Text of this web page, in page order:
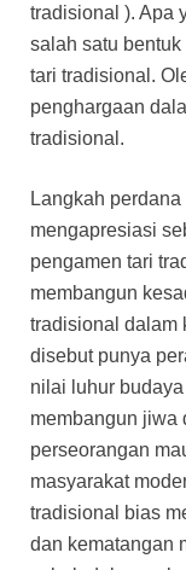
tradisional ). Apa
salah satu
tari tradisional.
penghargaan
tradisional.
Langkah
mengapresiasi
pengamen tari
membangun
tradisional dalam
disebut punya
nilai luhur
membangun jiwa
perseorangan
masyarakat
tradisional bias
dan kematangan